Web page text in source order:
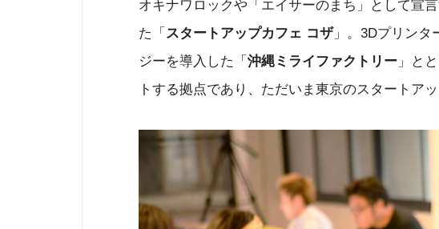
オキナワロックや「エイサーのまち」として宣
た「 スタートアップカフェ コザ」。3Dプリンタ
ジーを導入した「 沖縄ミライファクトリー 」と
トする拠点であり、ただいま東京のスタートア